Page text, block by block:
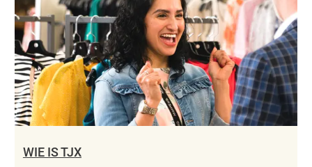
WIE IS TJX